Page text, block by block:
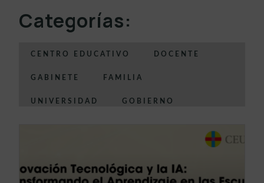
Categorías:
CENTRO EDUCATIVO DOCENTE
GABINETE FAMILIA
UNIVERSIDAD GOBIERNO